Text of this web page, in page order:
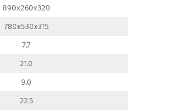
890x260x320
780x530x315
7.7
21.0
9.0
22.5